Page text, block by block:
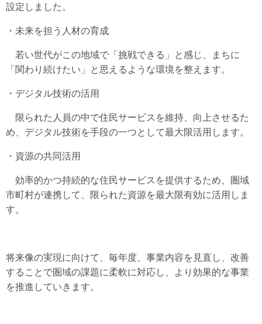
設定しました。
・未来を担う人材の育成
若い世代がこの地域で「挑戦できる」と感じ、まちに
「関わり続けたい」と思えるような環境を整えます。
・デジタル技術の活用
限られた人員の中で住民サービスを維持、向上させるた
め、デジタル技術を手段の一つとして最大限活用します。
・資源の共同活用
効率的かつ持続的な住民サービスを提供するため、圏域
市町村が連携して、限られた資源を最大限有効に活用しま
す。
将来像の実現に向けて、毎年度、事業内容を見直し、改善
することで圏域の課題に柔軟に対応し、より効果的な事業
を推進していきます。